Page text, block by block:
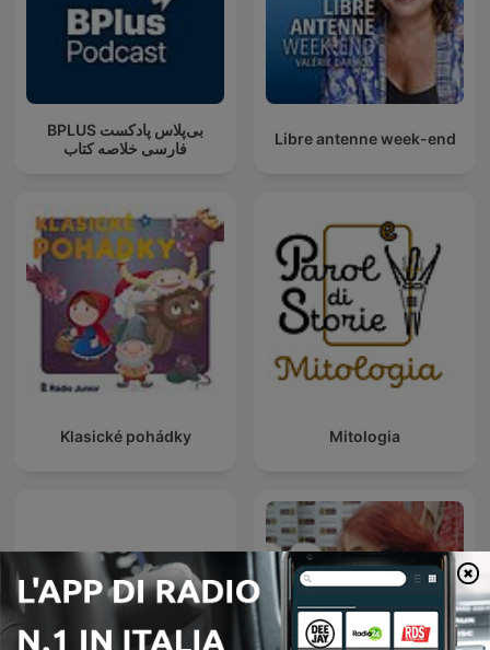
‌BPLUS بی‌پلاس پادکست
فارسی خلاصه کتاب
Libre antenne week-end
Klasické pohádky Mitologia